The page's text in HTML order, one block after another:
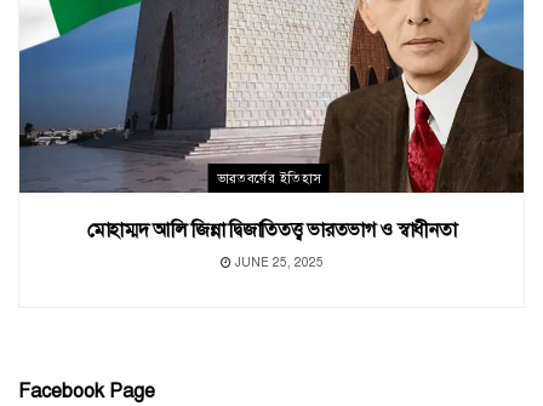
ভারতবর্ষের ইতিহাস
মোহাম্মদ আলি জিন্না দ্বিজাতিতত্ত্ব ভারতভাগ ও স্বাধীনতা
JUNE 25, 2025
Facebook Page